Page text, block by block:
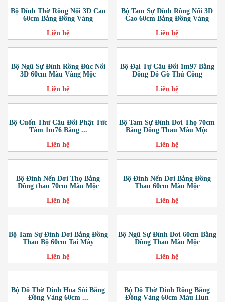
Bộ Đỉnh Thờ Rồng Nổi 3D Cao
60cm Bằng Đồng Vàng
Liên hệ
Bộ Tam Sự Đỉnh Rồng Nổi 3D
Cao 60cm Bằng Đồng Vàng
Liên hệ
Bộ Ngũ Sự Đỉnh Rồng Đúc Nổi
3D 60cm Màu Vàng Mộc
Liên hệ
Bộ Đại Tự Câu Đối 1m97 Bằng
Đồng Đỏ Gò Thủ Công
Liên hệ
Bộ Cuốn Thư Câu Đối Phật Tức
Tâm 1m76 Bằng ...
Liên hệ
Bộ Tam Sự Đỉnh Dơi Thọ 70cm
Bằng Đồng Thau Màu Mộc
Liên hệ
Bộ Đỉnh Nến Dơi Thọ Bằng
Đồng thau 70cm Màu Mộc
Liên hệ
Bộ Đỉnh Nến Dơi Bằng Đồng
Thau 60cm Màu Mộc
Liên hệ
Bộ Tam Sự Đỉnh Dơi Bằng Đồng
Thau Bộ 60cm Tai Mây
Liên hệ
Bộ Ngũ Sự Đỉnh Dơi 60cm Bằng
Đồng Thau Màu Mộc
Liên hệ
Bộ Đồ Thờ Đỉnh Hoa Sòi Bằng
Đồng Vàng 60cm ...
Bộ Đồ Thờ Đỉnh Rồng Bằng
Đồng Vàng 60cm Màu Hun